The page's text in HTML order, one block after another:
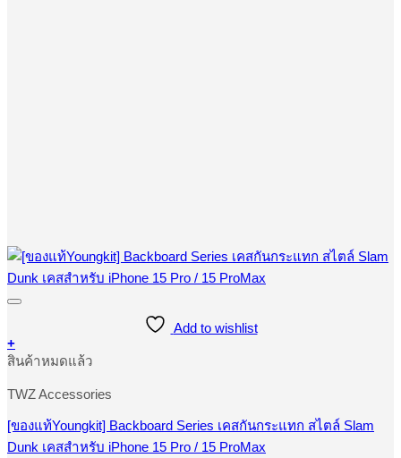
Add to wishlist
+
This
has
multiple
variants.
The
options
สินค้าหมดแล้ว
TWZ Accessories
[ของแท้Youngkit] Backboard Series เคสกันกระแทก สไตล์ Slam
Dunk เคสสำหรับ iPhone 15 Pro / 15 ProMax